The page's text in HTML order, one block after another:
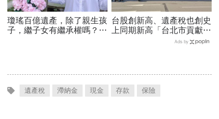
瓊瑤百億遺產，除了親生孩
子，繼子女有繼承權嗎？再
台股創新高、遺產稅也創史
上同期新高「台北市貢獻過
半稅收」…遺產稅免稅額多
Ads by
遺產稅 滯納金 現金 存款 保險